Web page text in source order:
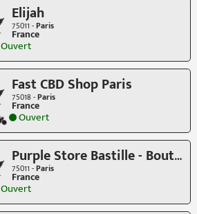
Elijah
75011 -Paris
France
Ouvert
Fast CBD Shop Paris
75018 -Paris
France
Ouvert
Purple Store Bastille - Boutique CBD
75011 -Paris
France
Ouvert